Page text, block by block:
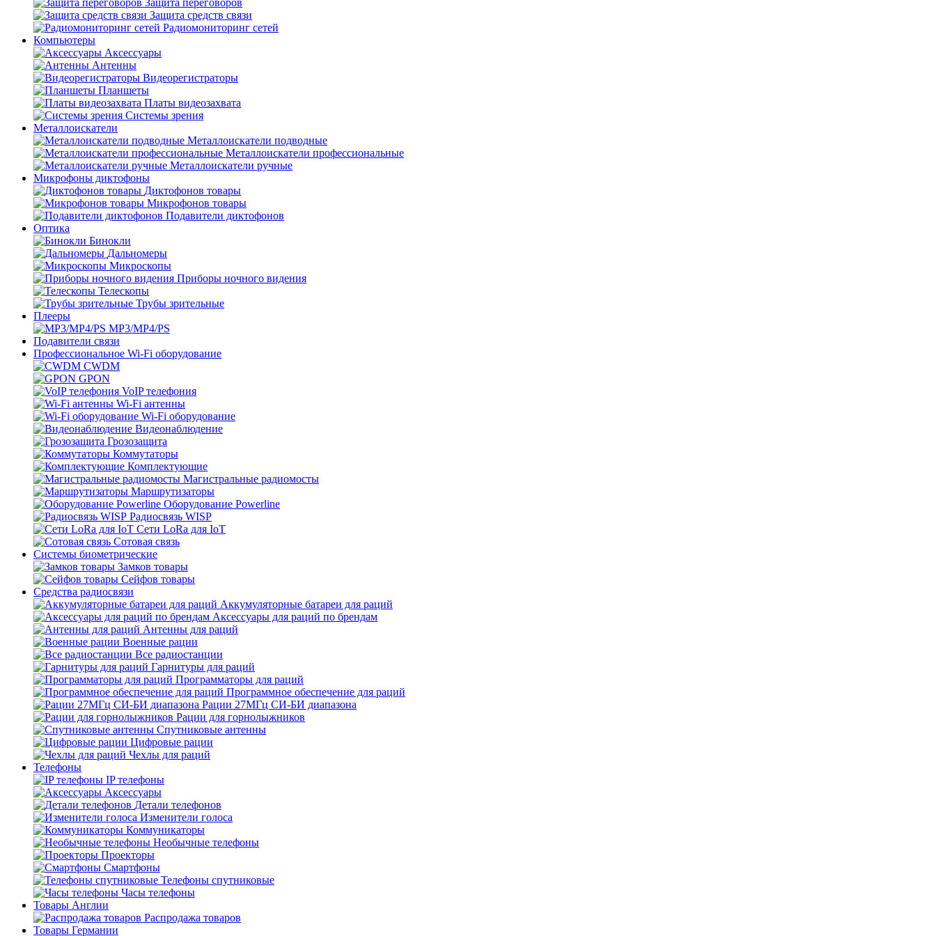
Защита переговоров
Защита средств связи
Радиомониторинг сетей
Компьютеры
Аксессуары
Антенны
Видеорегистраторы
Планшеты
Платы видеозахвата
Системы зрения
Металлоискатели
Металлоискатели подводные
Металлоискатели профессиональные
Металлоискатели ручные
Микрофоны диктофоны
Диктофонов товары
Микрофонов товары
Подавители диктофонов
Оптика
Бинокли
Дальномеры
Микроскопы
Приборы ночного видения
Телескопы
Трубы зрительные
Плееры
MP3/MP4/PS
Подавители связи
Профессиональное Wi-Fi оборудование
CWDM
GPON
VoIP телефония
Wi-Fi антенны
Wi-Fi оборудование
Видеонаблюдение
Грозозащита
Коммутаторы
Комплектующие
Магистральные радиомосты
Маршрутизаторы
Оборудование Powerline
Радиосвязь WISP
Сети LoRa для IoT
Сотовая связь
Системы биометрические
Замков товары
Сейфов товары
Средства радиосвязи
Аккумуляторные батареи для раций
Аксессуары для раций по брендам
Антенны для раций
Военные рации
Все радиостанции
Гарнитуры для раций
Программаторы для раций
Программное обеспечение для раций
Рации 27МГц СИ-БИ диапазона
Рации для горнолыжников
Спутниковые антенны
Цифровые рации
Чехлы для раций
Телефоны
IP телефоны
Аксессуары
Детали телефонов
Изменители голоса
Коммуникаторы
Необычные телефоны
Проекторы
Смартфоны
Телефоны спутниковые
Часы телефоны
Товары Англии
Распродажа товаров
Товары Германии